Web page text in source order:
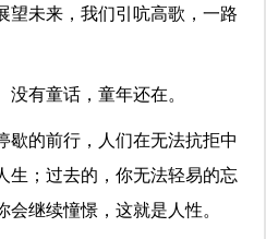
望未来，我们引吭高歌，一路
没有童话，童年还在。
歇的前行，人们在无法抗拒中
生；过去的，你无法轻易的忘
继续憧憬，这就是人性。